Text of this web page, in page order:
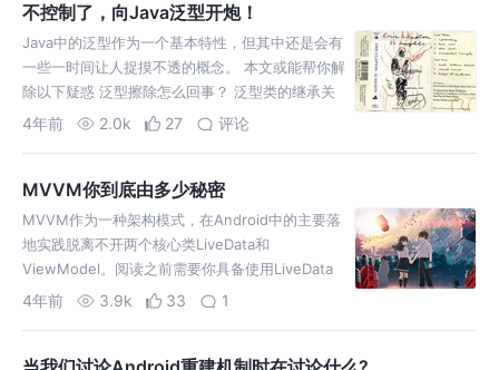
不控制了，向Java泛型开炮！
Java中的泛型作为一个基本特性，但其中还是会有
一些一时间让人捉摸不透的概念。 本文或能帮你解
除以下疑惑 泛型擦除怎么回事？ 泛型类的继承关
系是怎么被破坏的？ PECS原则是怎么回事？ 泛型
4年前 2.0k 27 评论
MVVM你到底由多少秘密
MVVM作为一种架构模式，在Android中的主要落
地实践脱离不开两个核心类LiveData和
ViewModel。阅读之前需要你具备使用LiveData
和ViewModel的基本使用。
4年前 3.9k 33 1